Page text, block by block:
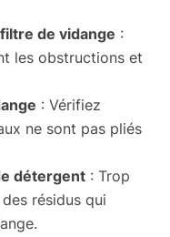
de vidange :
les obstructions et
: Vérifiez
ne sont pas pliés
détergent : Trop
résidus qui